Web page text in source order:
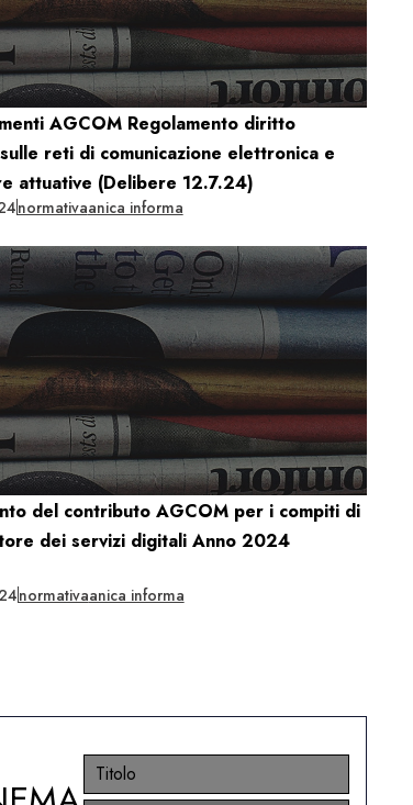
AGCOM Regolamento diritto
reti di comunicazione elettronica e
attuative (Delibere 12.7.24)
normativaanica informa
del contributo AGCOM per i compiti di
dei servizi digitali Anno 2024
normativaanica informa